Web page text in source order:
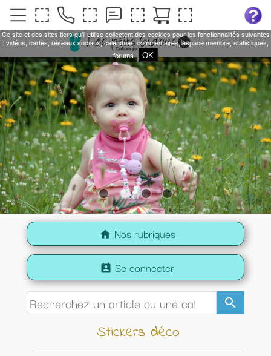
home Nos rubriques
search
perm_contact_calendar Se connecter
Stickers déco
Ce site et des sites tiers qu'il utilise collectent des cookies pour les fonctionnalités suivantes
: vidéos, cartes, réseaux sociaux, calendrier, commentaires, espace membre, statistiques,
forums.
OK